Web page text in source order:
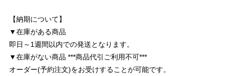
【納期について】
▼在庫がある商品
即日～1週間以内での発送となります。
▼在庫がない商品 ***商品代引ご利用不可***
オーダー(予約注文)をお受けすることが可能です。